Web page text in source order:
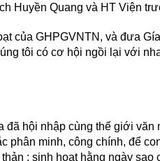
Huyền Quang và HT Viện
của GHPGVNTN, và đưa
tôi có cơ hội ngồi lại với
hội nhập cùng thế giới văn
phân minh, công chính, để
; sinh hoạt hằng ngày